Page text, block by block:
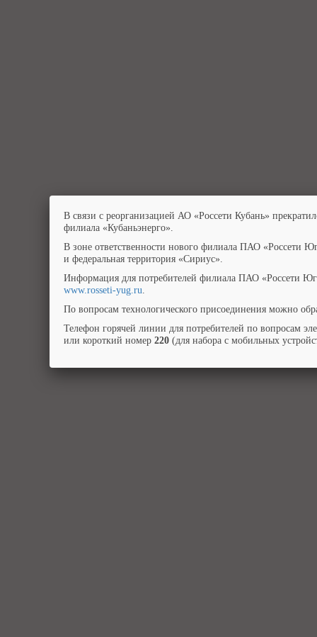
В связи с реорганизацией АО «Россети Кубань»
филиала «Кубаньэнерго».
В зоне ответственности нового филиала ПАО «Россети
и федеральная территория «Сириус».
Информация для потребителей филиала ПАО «Россети
www.rosseti-yug.ru.
По вопросам технологического присоединения можно
Телефон горячей линии для потребителей по вопросам
или короткий номер 220 (для набора с мобильных